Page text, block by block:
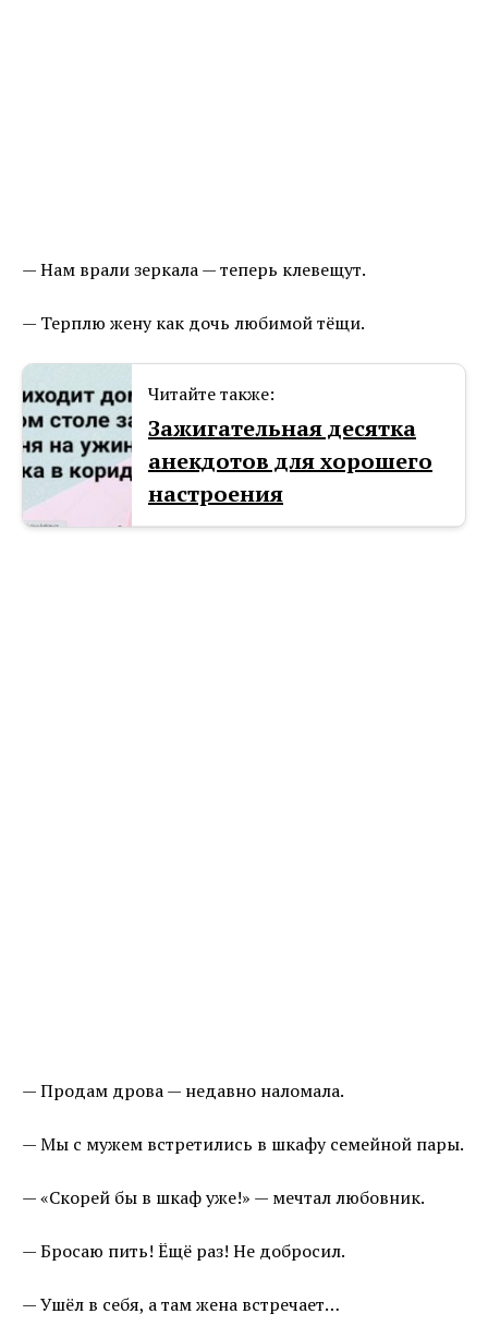
— Нам врали зеркала — теперь клевещут.
— Терплю жену как дочь любимой тёщи.
Читайте также:
Зажигательная десятка
анекдотов для хорошего
настроения
— Продам дрова — недавно наломала.
— Мы с мужем встретились в шкафу семейной пары.
— «Скорей бы в шкаф уже!» — мечтал любовник.
— Бросаю пить! Ёщё раз! Не добросил.
— Ушёл в себя, а там жена встречает…